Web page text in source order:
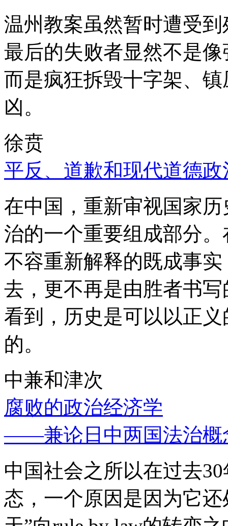
温州教案虽然暂时遭受
最后的失败者显然不是
而是疯狂拆毁十字架、
凶。
徐贲
平反、道歉和现代道德政
在中国，重新审视国家
治的一个重要组成部分
不容重新解释的既成事
去，更不再是由胜者书
看到，历史是可以以正
的。
中兼和津次
腐败的政治经济学
——兼论日中两国法治概
中国社会之所以在过去
态，一个原因是因为它